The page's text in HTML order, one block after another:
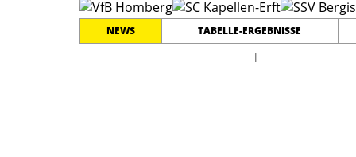
NEWS TABELLE-ERGEBNISSE
l